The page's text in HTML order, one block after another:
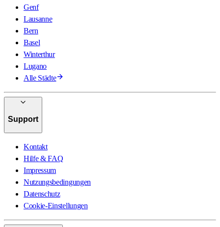
Genf
Lausanne
Bern
Basel
Winterthur
Lugano
Alle Städte
Support
Kontakt
Hilfe & FAQ
Impressum
Nutzungsbedingungen
Datenschutz
Cookie-Einstellungen